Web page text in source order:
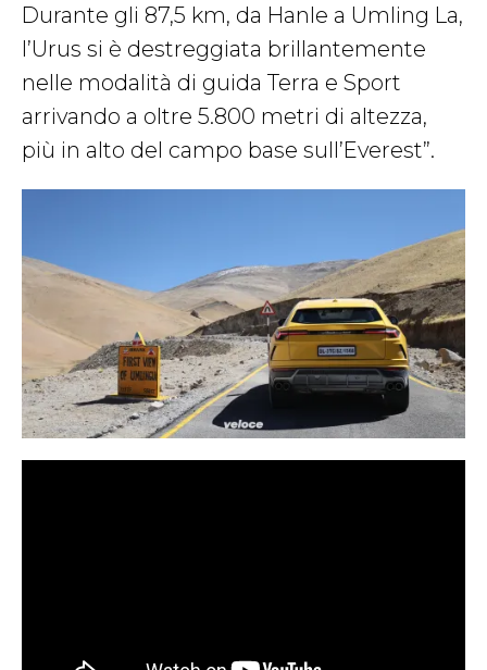
Durante gli 87,5 km, da Hanle a Umling La,
l’Urus si è destreggiata brillantemente
nelle modalità di guida Terra e Sport
arrivando a oltre 5.800 metri di altezza,
più in alto del campo base sull’Everest”.